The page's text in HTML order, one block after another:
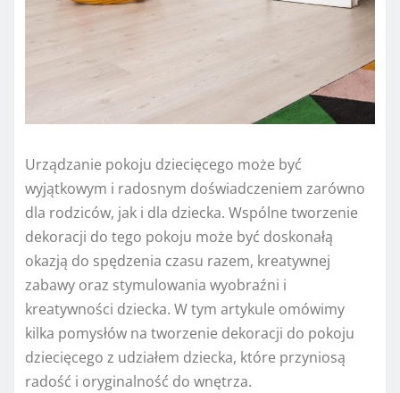
Urządzanie pokoju dziecięcego może być
wyjątkowym i radosnym doświadczeniem zarówno
dla rodziców, jak i dla dziecka. Wspólne tworzenie
dekoracji do tego pokoju może być doskonałą
okazją do spędzenia czasu razem, kreatywnej
zabawy oraz stymulowania wyobraźni i
kreatywności dziecka. W tym artykule omówimy
kilka pomysłów na tworzenie dekoracji do pokoju
dziecięcego z udziałem dziecka, które przyniosą
radość i oryginalność do wnętrza.